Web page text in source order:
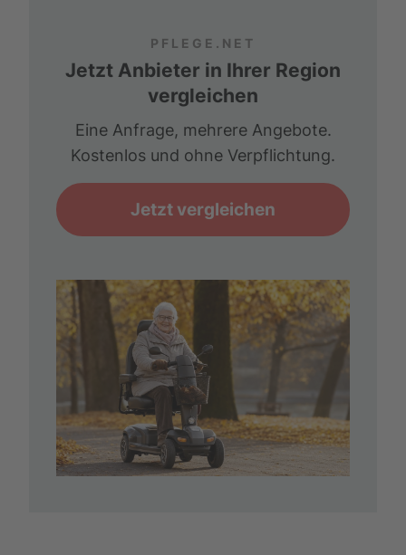
PFLEGE.NET
Jetzt Anbieter in Ihrer Region
vergleichen
Eine Anfrage, mehrere Angebote.
Kostenlos und ohne Verpflichtung.
Jetzt vergleichen